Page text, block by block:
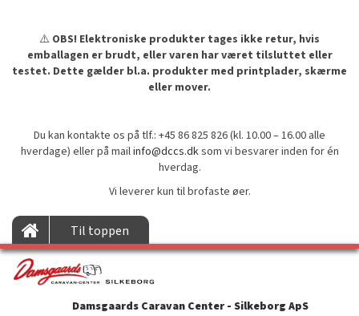
⚠️ OBS! Elektroniske produkter tages ikke retur, hvis
emballagen er brudt, eller varen har været tilsluttet eller
testet. Dette gælder bl.a. produkter med printplader, skærme
eller mover.
Du kan kontakte os på tlf.: +45 86 825 826 (kl. 10.00 – 16.00 alle
hverdage) eller på mailinfo@dccs.dksom vi besvarer inden for én
hverdag.
Vi leverer kun til brofaste øer.
Til toppen
Damsgaards Caravan Center - Silkeborg ApS